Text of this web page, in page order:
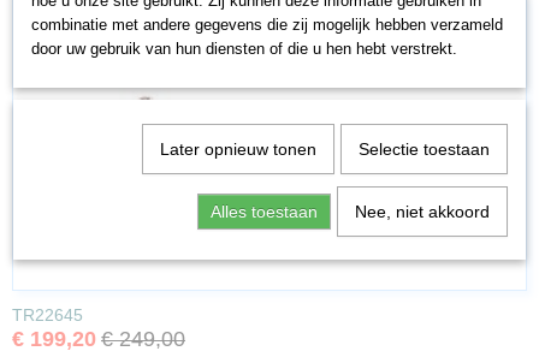
TR22645
€ 199,20 € 249,00
combinatie met andere gegevens die zij mogelijk hebben verzameld
door uw gebruik van hun diensten of die u hen hebt verstrekt.
Later opnieuw tonen Selectie toestaan
Alles toestaan Nee, niet akkoord